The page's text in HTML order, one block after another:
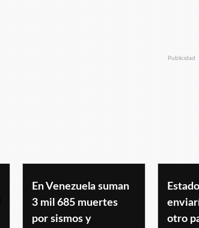
Publicidad
En Venezuela suman
3 mil 685 muertes
por sismos y
otro